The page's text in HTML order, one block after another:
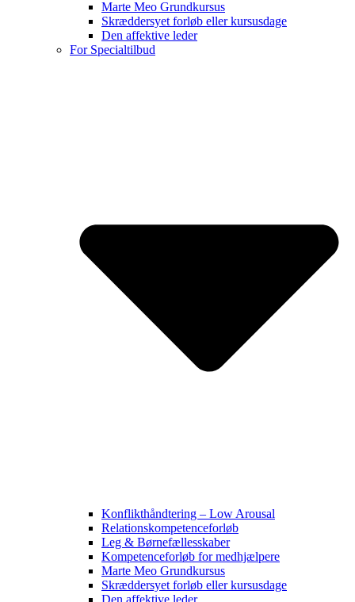
Marte Meo Grundkursus
Skræddersyet forløb eller kursusdage
Den affektive leder
For Specialtilbud
Konflikthåndtering – Low Arousal
Relationskompetenceforløb
Leg & Børnefællesskaber
Kompetenceforløb for medhjælpere
Marte Meo Grundkursus
Skræddersyet forløb eller kursusdage
Den affektive leder